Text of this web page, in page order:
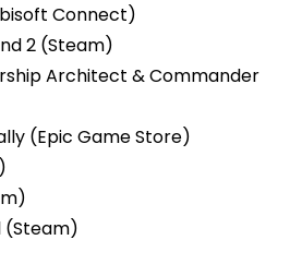
Connect)
2 (Steam)
Architect & Commander
(Epic Game Store)
(Steam)